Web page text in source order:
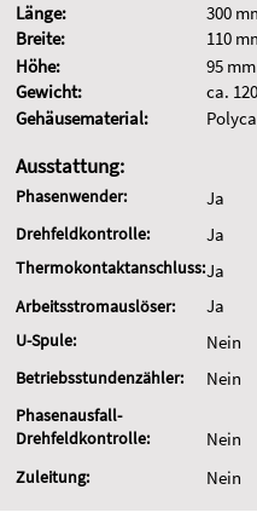
Länge:
Breite:
Höhe:
Gewicht:
Gehäusematerial:
300
110
95 mm
ca.
Ausstattung:
Phasenwender: Ja
Drehfeldkontrolle: Ja
Thermokontaktanschluss:Ja
Arbeitsstromauslöser:
U-Spule:
Ja
Nein
Betriebsstundenzähler: Nein
Phasenausfall-
Drehfeldkontrolle:
Nein
Zuleitung: Nein